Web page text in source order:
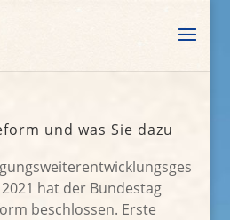
und was Sie dazu
2021 hat der Bundestag
beschlossen. Erste